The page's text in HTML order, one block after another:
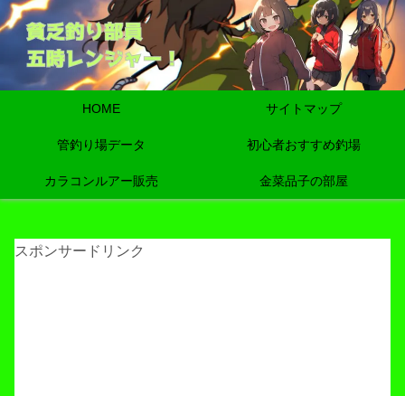
HOME サイトマップ
管釣り場データ 初心者おすすめ釣場
カラコンルアー販売 金菜品子の部屋
スポンサードリンク